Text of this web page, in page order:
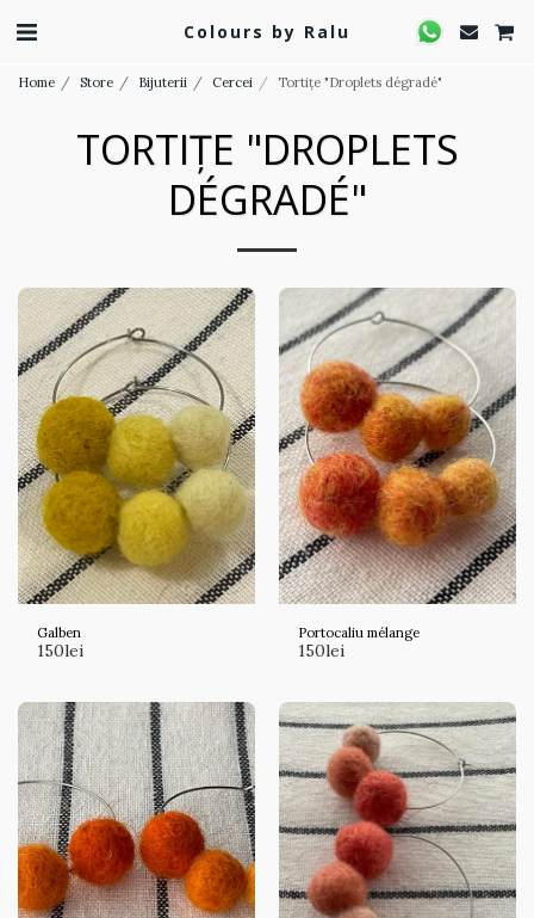
Colours by Ralu
Home Store Bijuterii Cercei Tortițe "Droplets dégradé"
TORTIȚE "DROPLETS
DÉGRADÉ"
Galben
150lei
Portocaliu mélange
150lei